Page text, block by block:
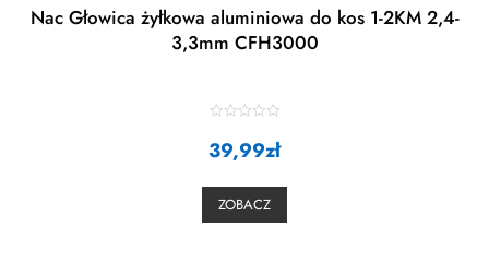
Nac Głowica żyłkowa aluminiowa do kos 1-2KM 2,4-
3,3mm CFH3000
a
t
u
39,99zł
ZOBACZ